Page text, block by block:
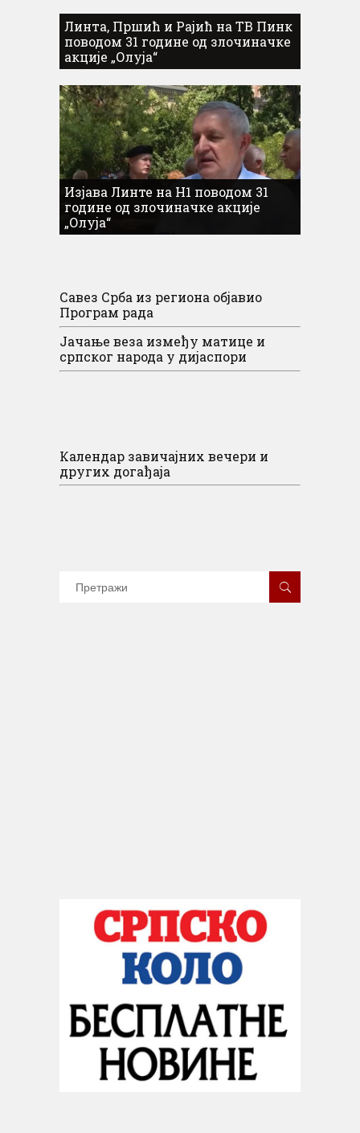
Линта, Пршић и Рајић на ТВ Пинк
поводом 31 године од злочиначке
акције „Олуја“
Изјава Линте на Н1 поводом 31
године од злочиначке акције
„Олуја“
Савез Срба из региона објавио
Програм рада
Јачање веза између матице и
српског народа у дијаспори
Календар завичајних вечери и
других догађаја